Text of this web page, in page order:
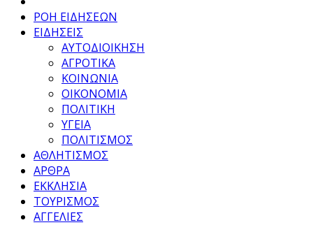
ΡΟΗ ΕΙΔΗΣΕΩΝ
ΕΙΔΗΣΕΙΣ
ΑΥΤΟΔΙΟΙΚΗΣΗ
ΑΓΡΟΤΙΚΑ
ΚΟΙΝΩΝΙΑ
ΟΙΚΟΝΟΜΙΑ
ΠΟΛΙΤΙΚΗ
ΥΓΕΙΑ
ΠΟΛΙΤΙΣΜΟΣ
ΑΘΛΗΤΙΣΜΟΣ
ΑΡΘΡΑ
ΕΚΚΛΗΣΙΑ
ΤΟΥΡΙΣΜΟΣ
ΑΓΓΕΛΙΕΣ